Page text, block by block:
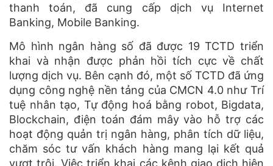
thanh toán, đã cung cấp dịch vụ Internet
Banking, Mobile Banking.
Mô hình ngân hàng số đã được 19 TCTD triển
khai và nhận được phản hồi tích cực về chất
lượng dịch vụ. Bên cạnh đó, một số TCTD đã ứng
dụng công nghệ nền tảng của CMCN 4.0 như Trí
tuệ nhân tạo, Tự động hoá bằng robot, Bigdata,
Blockchain, điện toán đám mây vào hỗ trợ các
hoạt động quản trị ngân hàng, phân tích dữ liệu,
chăm sóc tư vấn khách hàng mang lại kết quả
vượt trội. Việc triển khai các kênh giao dịch hiện